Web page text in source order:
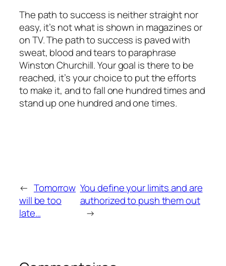
The path to success is neither straight nor
easy, it’s not what is shown in magazines or
on TV. The path to success is paved with
sweat, blood and tears to paraphrase
Winston Churchill. Your goal is there to be
reached, it’s your choice to put the efforts
to make it, and to fall one hundred times and
stand up one hundred and one times.
← Tomorrow
will be too
late…
You define your limits and are
authorized to push them out
→